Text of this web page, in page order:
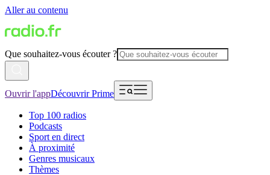
Aller au contenu
Que souhaitez-vous écouter ?
Ouvrir l'appDécouvrir Prime
Top 100 radios
Podcasts
Sport en direct
À proximité
Genres musicaux
Thèmes